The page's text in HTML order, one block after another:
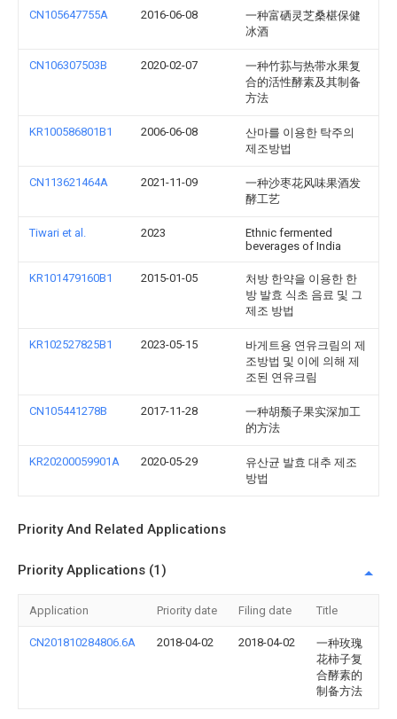
CN105647755A 2016-06-08
一种富硒灵芝桑椹保健
冰酒
CN106307503B 2020-02-07
一种竹荪与热带水果复
合的活性酵素及其制备
方法
KR100586801B1 2006-06-08
산마를 이용한 탁주의
제조방법
CN113621464A 2021-11-09
一种沙枣花风味果酒发
酵工艺
Tiwari et al. 2023
Ethnic fermented
beverages of India
KR101479160B1 2015-01-05
처방 한약을 이용한 한
방 발효 식초 음료 및 그
제조 방법
KR102527825B1 2023-05-15
바게트용 연유크림의 제
조방법 및 이에 의해 제
조된 연유크림
CN105441278B 2017-11-28
一种胡颓子果实深加工
的方法
KR20200059901A 2020-05-29
유산균 발효 대추 제조
방법
Priority And Related Applications
Priority Applications (1)
Application Priority date Filing date Title
CN201810284806.6A 2018-04-02 2018-04-02
一种玫瑰
花柿子复
合酵素的
制备方法